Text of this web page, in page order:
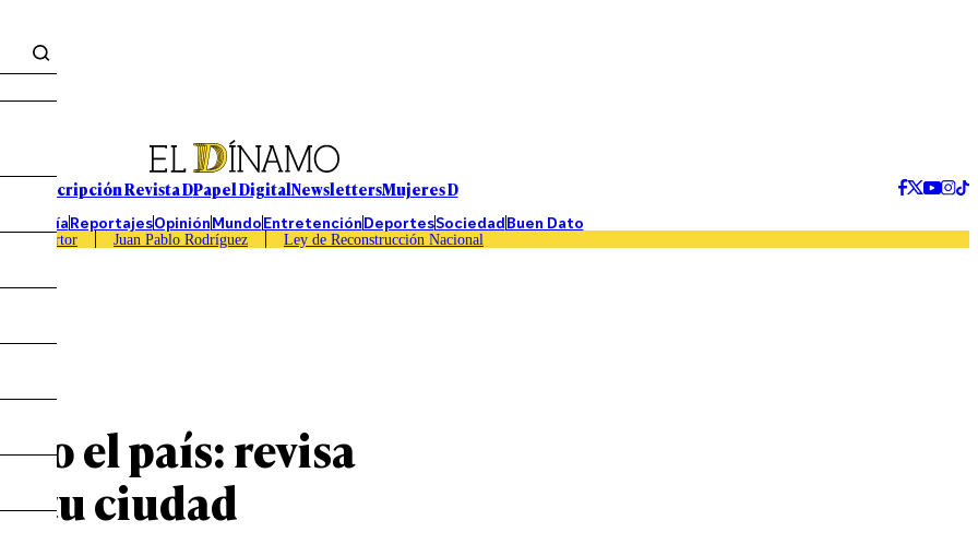
Suscripción Revista DPapel DigitalNewslettersMujeres D
EconomíaReportajesOpiniónMundoEntretenciónDeportesSociedadBuen Dato
Caso Sartor Juan Pablo Rodríguez Ley de Reconstrucción Nacional
el país: revisa
tu ciudad